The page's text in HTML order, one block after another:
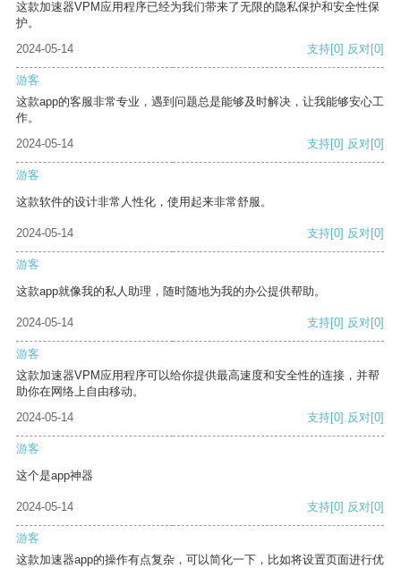
这款加速器VPM应用程序已经为我们带来了无限的隐私保护和安全性保
护。
2024-05-14
支持[0] 反对[0]
游客
这款app的客服非常专业，遇到问题总是能够及时解决，让我能够安心工
作。
2024-05-14
支持[0] 反对[0]
游客
这款软件的设计非常人性化，使用起来非常舒服。
2024-05-14 支持[0] 反对[0]
游客
这款app就像我的私人助理，随时随地为我的办公提供帮助。
2024-05-14 支持[0] 反对[0]
游客
这款加速器VPM应用程序可以给你提供最高速度和安全性的连接，并帮
助你在网络上自由移动。
2024-05-14
支持[0] 反对[0]
游客
这个是app神器
2024-05-14 支持[0] 反对[0]
游客
这款加速器app的操作有点复杂，可以简化一下，比如将设置页面进行优